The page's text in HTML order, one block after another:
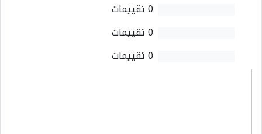
0 تقييمات
0 تقييمات
0 تقييمات